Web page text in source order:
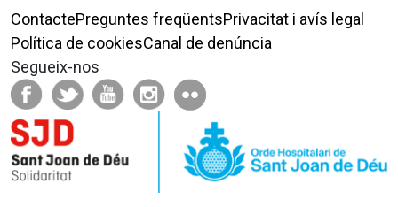
ContactePreguntes freqüentsPrivacitat i avís legal
Política de cookiesCanal de denúncia
Segueix-nos